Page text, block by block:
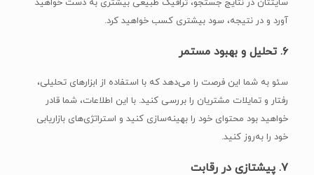
سایتتان در نتایج جستجو، ترافیک طبیعی بیشتری به دست خواهید
آورد و در نتیجه، سود بیشتری کسب خواهید کرد.
۶. تحلیل و بهبود مستمر
سئو به شما این فرصت را می‌دهد که با استفاده از ابزارهای تحلیلی،
رفتار و تمایلات مشتریان را بررسی کنید. با این اطلاعات، شما قادر
خواهید بود محتوای خود را بهینه‌سازی کنید و استراتژی‌های بازاریابی
خود را به‌روز کنید.
۷. پیشتازی در رقابت